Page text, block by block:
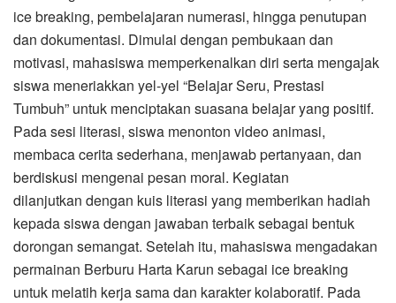
ice breaking, pembelajaran numerasi, hingga penutupan
dan dokumentasi. Dimulai dengan pembukaan dan
motivasi, mahasiswa memperkenalkan diri serta mengajak
siswa meneriakkan yel-yel “Belajar Seru, Prestasi
Tumbuh” untuk menciptakan suasana belajar yang positif.
Pada sesi literasi, siswa menonton video animasi,
membaca cerita sederhana, menjawab pertanyaan, dan
berdiskusi mengenai pesan moral. Kegiatan
dilanjutkan dengan kuis literasi yang memberikan hadiah
kepada siswa dengan jawaban terbaik sebagai bentuk
dorongan semangat. Setelah itu, mahasiswa mengadakan
permainan Berburu Harta Karun sebagai ice breaking
untuk melatih kerja sama dan karakter kolaboratif. Pada